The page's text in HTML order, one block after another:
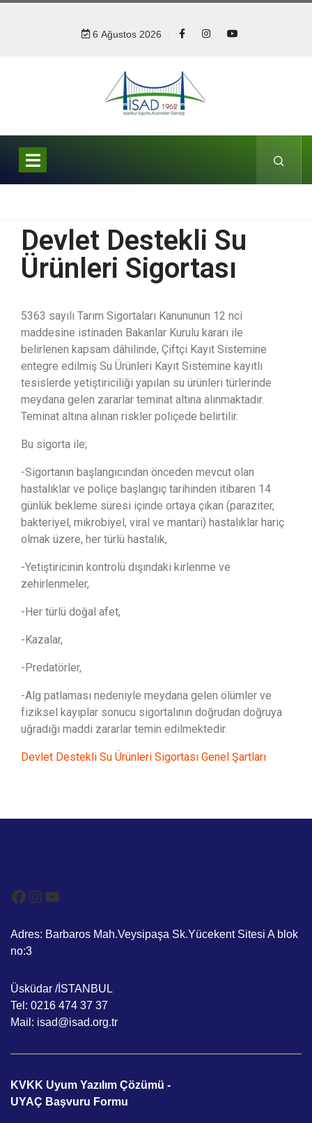
6 Ağustos 2026
Devlet Destekli Su
Ürünleri Sigortası
5363 sayılı Tarım Sigortaları Kanununun 12 nci
maddesine istinaden Bakanlar Kurulu kararı ile
belirlenen kapsam dâhilinde, Çiftçi Kayıt Sistemine
entegre edilmiş Su Ürünleri Kayıt Sistemine kayıtlı
tesislerde yetiştiriciliği yapılan su ürünleri türlerinde
meydana gelen zararlar teminat altına alınmaktadır.
Teminat altına alınan riskler poliçede belirtilir.
Bu sigorta ile;
-Sigortanın başlangıcından önceden mevcut olan
hastalıklar ve poliçe başlangıç tarihinden itibaren 14
günlük bekleme süresi içinde ortaya çıkan (paraziter,
bakteriyel, mikrobiyel, viral ve mantari) hastalıklar hariç
olmak üzere, her türlü hastalık,
-Yetiştiricinin kontrolü dışındaki kirlenme ve
zehirlenmeler,
-Her türlü doğal afet,
-Kazalar,
-Predatörler,
-Alg patlaması nedeniyle meydana gelen ölümler ve
fiziksel kayıplar sonucu sigortalının doğrudan doğruya
uğradığı maddi zararlar temin edilmektedir.
Devlet Destekli Su Ürünleri Sigortası Genel Şartları
Adres: Barbaros Mah.Veysipaşa Sk.Yücekent Sitesi A blok
no:3
Üsküdar /İSTANBUL
Tel: 0216 474 37 37
Mail: isad@isad.org.tr
KVKK Uyum Yazılım Çözümü -
UYAÇ Başvuru Formu